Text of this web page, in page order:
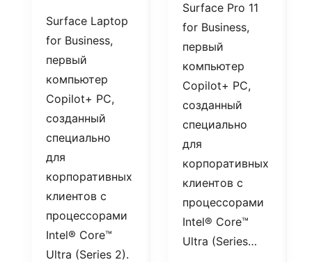
Surface Laptop
for Business,
первый
компьютер
Copilot+ PC,
созданный
специально
для
корпоративных
клиентов с
процессорами
Intel® Core™
Ultra (Series 2).
Surface Pro 11
for Business,
первый
компьютер
Copilot+ PC,
созданный
специально
для
корпоративных
клиентов с
процессорами
Intel® Core™
Ultra (Series…